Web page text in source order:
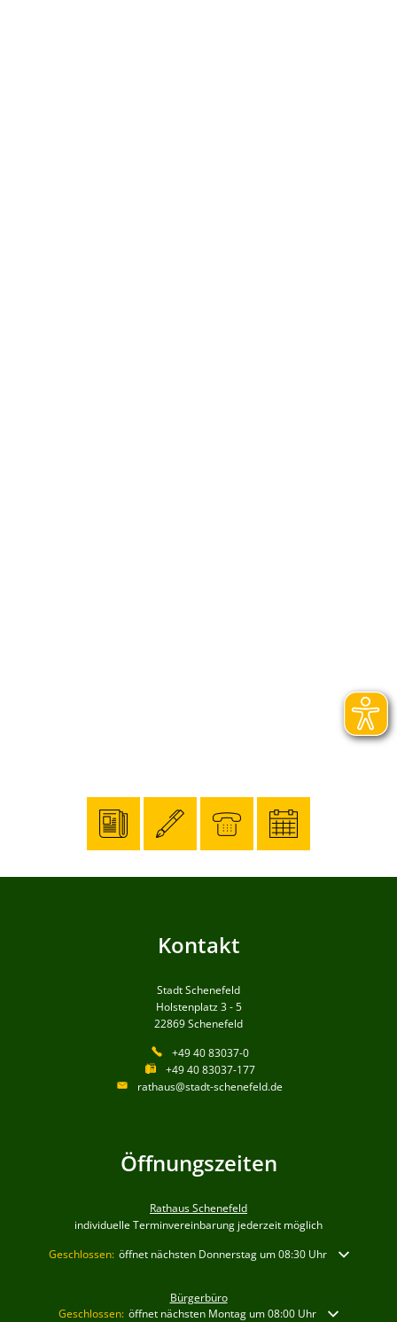
Kontakt
Stadt Schenefeld
Holstenplatz 3 - 5
22869Schenefeld
+49 40 83037-0
+49 40 83037-177
rathaus@stadt-schenefeld.de
Öffnungszeiten
Rathaus Schenefeld
individuelle Terminvereinbarung jederzeit möglich
Klicken, um weitere Öffnungs- oder Schließzeiten auszublenden
Geschlossen: öffnet nächsten Donnerstag um 08:30 Uhr
Bürgerbüro
Klicken, um weitere Öffnungs- oder Schließzeiten auszublenden
Geschlossen: öffnet nächsten Montag um 08:00 Uhr